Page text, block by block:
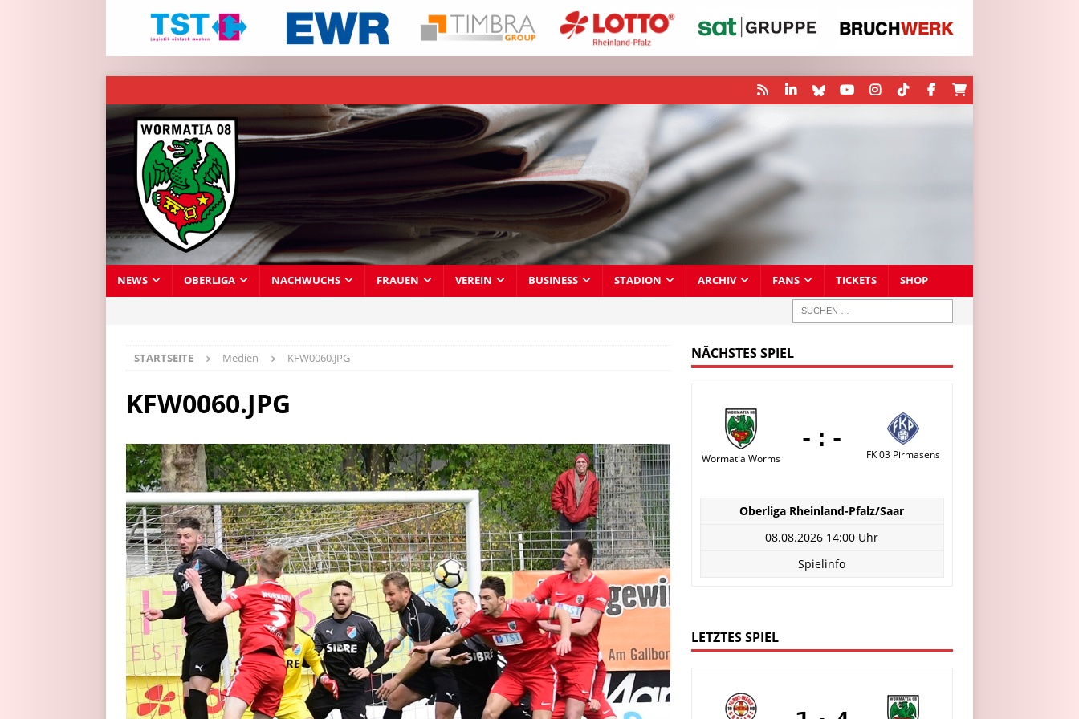
NEWS OBERLIGA NACHWUCHS FRAUEN VEREIN BUSINESS STADION ARCHIV FANS TICKETS SHOP
STARTSEITE Medien KFW0060.JPG
KFW0060.JPG
NÄCHSTES SPIEL
Wormatia Worms
-:-
FK 03 Pirmasens
Oberliga Rheinland-Pfalz/Saar
08.08.2026 14:00 Uhr
Spielinfo
LETZTES SPIEL